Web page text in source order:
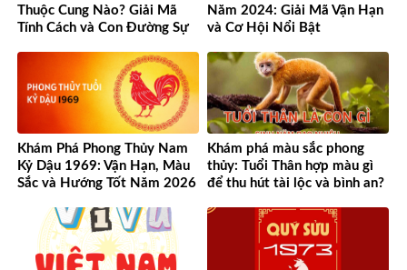
Thuộc Cung Nào? Giải Mã
Tính Cách và Con Đường Sự
Năm 2024: Giải Mã Vận Hạn
và Cơ Hội Nổi Bật
Khám Phá Phong Thủy Nam
Kỷ Dậu 1969: Vận Hạn, Màu
Sắc và Hướng Tốt Năm 2026
Khám phá màu sắc phong
thủy: Tuổi Thân hợp màu gì
để thu hút tài lộc và bình an?